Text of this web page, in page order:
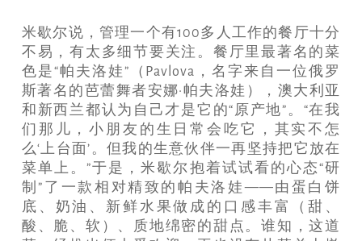
米歇尔说，管理一个有100多人工作的餐厅十分
不易，有太多细节要关注。餐厅里最著名的菜
色是“帕夫洛娃”（Pavlova，名字来自一位俄罗
斯著名的芭蕾舞者安娜·帕夫洛娃），澳大利亚
和新西兰都认为自己才是它的“原产地”。“在我
们那儿，小朋友的生日常会吃它，其实不怎
么‘上台面’。但我的生意伙伴一再坚持把它放在
菜单上。”于是，米歇尔抱着试试看的心态“研
制”了一款相对精致的帕夫洛娃——由蛋白饼
底、奶油、新鲜水果做成的口感丰富（甜、
酸、脆、软）、质地绵密的甜点。谁知，这道